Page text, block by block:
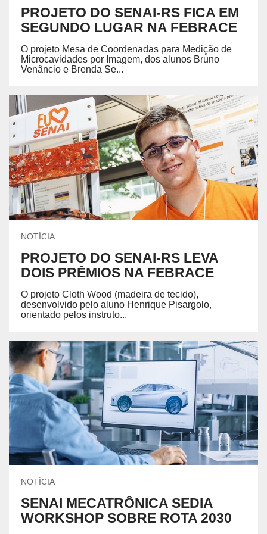
PROJETO DO SENAI-RS FICA EM
SEGUNDO LUGAR NA FEBRACE
O projeto Mesa de Coordenadas para Medição de
Microcavidades por Imagem, dos alunos Bruno
Venâncio e Brenda Se...
NOTÍCIA
PROJETO DO SENAI-RS LEVA
DOIS PRÊMIOS NA FEBRACE
O projeto Cloth Wood (madeira de tecido),
desenvolvido pelo aluno Henrique Pisargolo,
orientado pelos instruto...
NOTÍCIA
SENAI MECATRÔNICA SEDIA
WORKSHOP SOBRE ROTA 2030